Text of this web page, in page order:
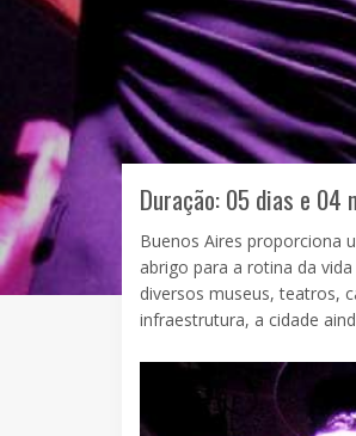
Duração: 05 dias e
Buenos Aires proporciona
abrigo para a rotina da
diversos museus, teatros,
infraestrutura, a cidade